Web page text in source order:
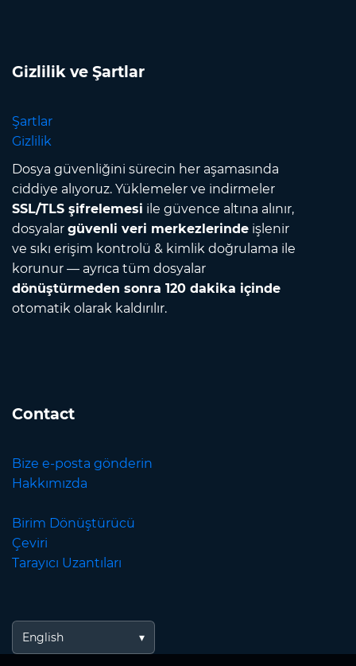
Gizlilik ve Şartlar
Şartlar
Gizlilik
Dosya güvenliğini sürecin her aşamasında
ciddiye alıyoruz. Yüklemeler ve indirmeler
SSL/TLS şifrelemesi ile güvence altına alınır,
dosyalar güvenli veri merkezlerinde işlenir
ve sıkı erişim kontrolü & kimlik doğrulama ile
korunur — ayrıca tüm dosyalar
dönüştürmeden sonra 120 dakika içinde
otomatik olarak kaldırılır.
Contact
Bize e-posta gönderin
Hakkımızda
Birim Dönüştürücü
Çeviri
Tarayıcı Uzantıları
English